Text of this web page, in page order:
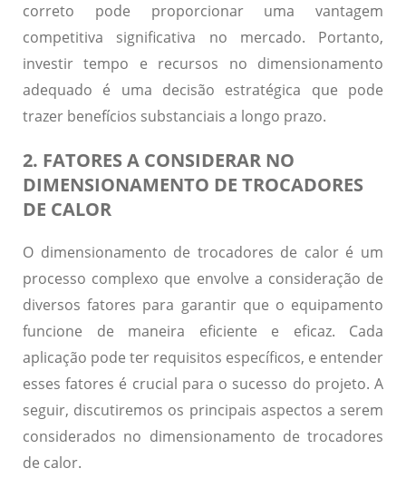
correto pode proporcionar uma vantagem
competitiva significativa no mercado. Portanto,
investir tempo e recursos no dimensionamento
adequado é uma decisão estratégica que pode
trazer benefícios substanciais a longo prazo.
2. FATORES A CONSIDERAR NO
DIMENSIONAMENTO DE TROCADORES
DE CALOR
O dimensionamento de trocadores de calor é um
processo complexo que envolve a consideração de
diversos fatores para garantir que o equipamento
funcione de maneira eficiente e eficaz. Cada
aplicação pode ter requisitos específicos, e entender
esses fatores é crucial para o sucesso do projeto. A
seguir, discutiremos os principais aspectos a serem
considerados no dimensionamento de trocadores
de calor.